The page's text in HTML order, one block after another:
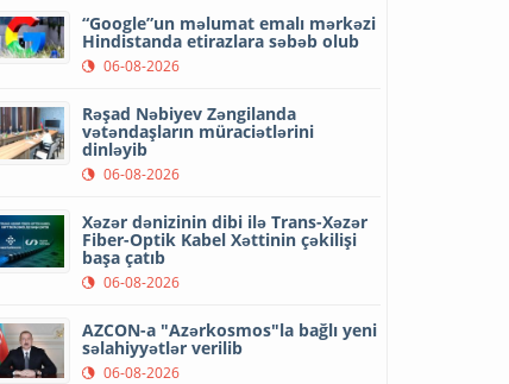
“Google”un məlumat emalı mərkəzi
Hindistanda etirazlara səbəb olub
06-08-2026
Rəşad Nəbiyev Zəngilanda
vətəndaşların müraciətlərini
dinləyib
06-08-2026
Xəzər dənizinin dibi ilə Trans-Xəzər
Fiber-Optik Kabel Xəttinin çəkilişi
başa çatıb
06-08-2026
AZCON-a "Azərkosmos"la bağlı yeni
səlahiyyətlər verilib
06-08-2026